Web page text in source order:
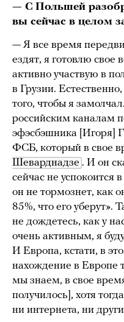
— С Польшей
вы сейчас в целом
— Я все время
ездят, я готовлю свое
активно участвую в
в Грузии.
того, чтобы я
российским каналам
эфэсбэшника [Игоря]
ФСБ, который в свое
Шеварднадзе . И он
сейчас не успокоится
он не тормознет, как
85%, что его уберут».
не дождетесь, как у
очень активным, я
И Европа, кстати, в
нахождение в Европе
мы знаем, в свое
получилось], хотя
ни интернета, ни